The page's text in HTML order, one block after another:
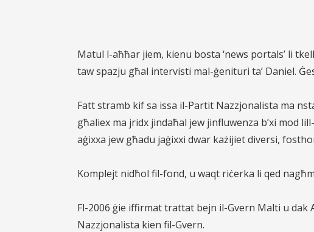
Matul l-aħħar jiem, kienu bosta ‘news portals’ li
taw spazju għal intervisti mal-ġenituri ta’ Daniel.
Fatt stramb kif sa issa il-Partit Nazzjonalista ma
għaliex ma jridx jindaħal jew jinfluwenza b’xi mod
aġixxa jew għadu jaġixxi dwar każijiet diversi,
Komplejt nidħol fil-fond, u waqt riċerka li qed
Fl-2006 ġie iffirmat trattat bejn il-Gvern Malti u dak
Nazzjonalista kien fil-Gvern.